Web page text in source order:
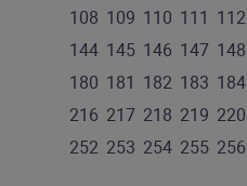
108 109 110 111 112
144 145 146 147 148
180 181 182 183 184
216 217 218 219 220
252 253 254 255 256